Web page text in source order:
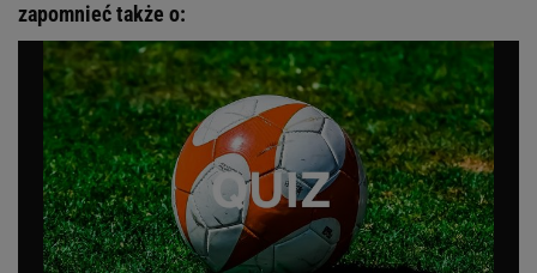
zapomnieć także o: